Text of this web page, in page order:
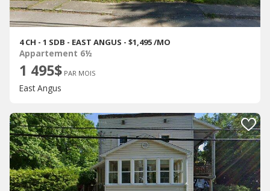
4 CH - 1 SDB - EAST ANGUS - $1,495 /MO
Appartement 6½
1 495$ PAR MOIS
East Angus